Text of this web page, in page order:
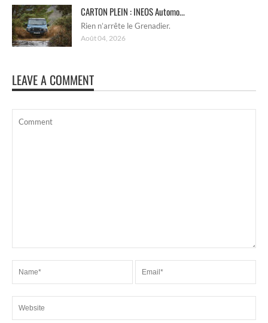
CARTON PLEIN : INEOS Automo...
Rien n’arrête le Grenadier.
Août 04, 2026
LEAVE A COMMENT